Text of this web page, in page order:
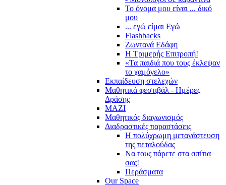
Το όνομα μου είναι ... δικό
μου
... εγώ είμαι Εγώ
Flashbacks
Ζωντανά Εδάφη
Η Τριμερής Επιτροπή!
«Τα παιδιά που τους έκλεψαν
το χαμόγελο»
Εκπαίδευση στελεχών
Μαθητικά φεστιβάλ - Ημέρες
Δράσης
ΜΑΖΙ
Μαθητικός διαγωνισμός
Διαδραστικές παραστάσεις
Η πολύχρωμη μετανάστευση
της πεταλούδας
Να τους πάρετε στα σπίτια
σας!
Περάσματα
Our Space